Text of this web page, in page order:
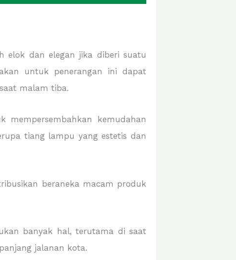
dan elegan jika diberi suatu
untuk penerangan ini dapat
malam tiba.
kemudahan
tiang lampu yang estetis dan
beraneka macam produk
banyak hal, terutama di saat
jalanan kota.